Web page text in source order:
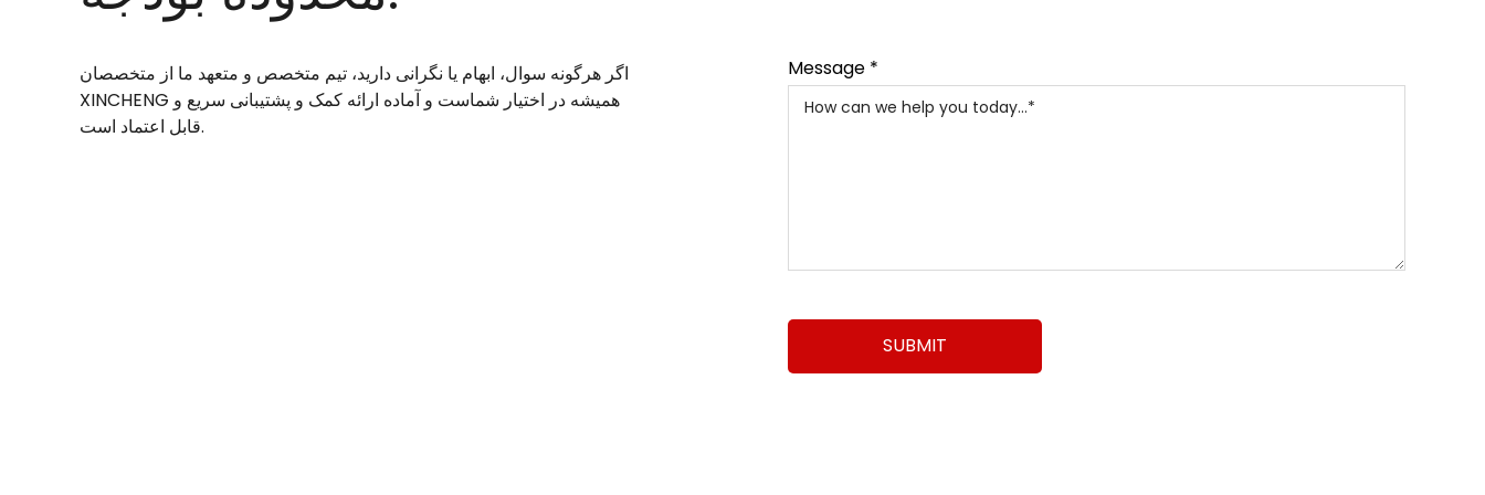
اگر هرگونه سوال، ابهام یا نگرانی دارید، تیم متخصص و متعهد ما از متخصصان
XINCHENG همیشه در اختیار شماست و آماده ارائه کمک و پشتیبانی سریع و
قابل اعتماد است.
Message *